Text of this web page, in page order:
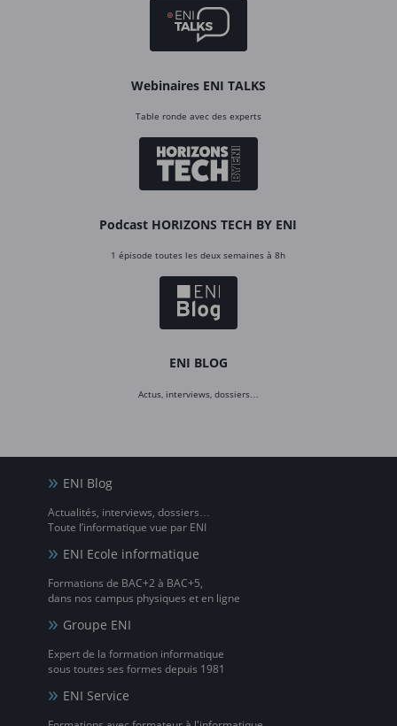
Webinaires ENI TALKS
Table ronde avec des experts
Podcast HORIZONS TECH BY ENI
1 épisode toutes les deux semaines à 8h
ENI BLOG
Actus, interviews, dossiers…
ENI Blog
Actualités, interviews, dossiers…
Toute l’informatique vue par ENI
ENI Ecole informatique
Formations de BAC+2 à BAC+5,
dans nos campus physiques et en ligne
Groupe ENI
Expert de la formation informatique
sous toutes ses formes depuis 1981
ENI Service